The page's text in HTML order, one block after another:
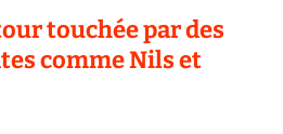
touchée par des
comme Nils et